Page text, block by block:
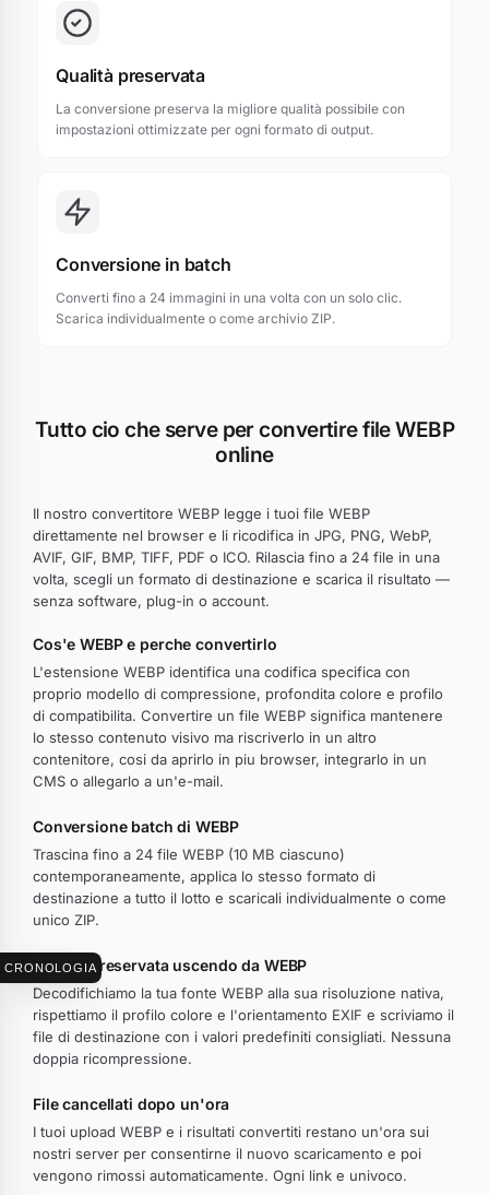
CRONOLOGIA
Qualità preservata
La conversione preserva la migliore qualità possibile con
impostazioni ottimizzate per ogni formato di output.
Conversione in batch
Converti fino a 24 immagini in una volta con un solo clic.
Scarica individualmente o come archivio ZIP.
Tutto cio che serve per convertire file WEBP
online
Il nostro convertitore WEBP legge i tuoi file WEBP
direttamente nel browser e li ricodifica in JPG, PNG, WebP,
AVIF, GIF, BMP, TIFF, PDF o ICO. Rilascia fino a 24 file in una
volta, scegli un formato di destinazione e scarica il risultato —
senza software, plug-in o account.
Cos'e WEBP e perche convertirlo
L'estensione WEBP identifica una codifica specifica con
proprio modello di compressione, profondita colore e profilo
di compatibilita. Convertire un file WEBP significa mantenere
lo stesso contenuto visivo ma riscriverlo in un altro
contenitore, cosi da aprirlo in piu browser, integrarlo in un
CMS o allegarlo a un'e-mail.
Conversione batch di WEBP
Trascina fino a 24 file WEBP (10 MB ciascuno)
contemporaneamente, applica lo stesso formato di
destinazione a tutto il lotto e scaricali individualmente o come
unico ZIP.
Qualita preservata uscendo da WEBP
Decodifichiamo la tua fonte WEBP alla sua risoluzione nativa,
rispettiamo il profilo colore e l'orientamento EXIF e scriviamo il
file di destinazione con i valori predefiniti consigliati. Nessuna
doppia ricompressione.
File cancellati dopo un'ora
I tuoi upload WEBP e i risultati convertiti restano un'ora sui
nostri server per consentirne il nuovo scaricamento e poi
vengono rimossi automaticamente. Ogni link e univoco.